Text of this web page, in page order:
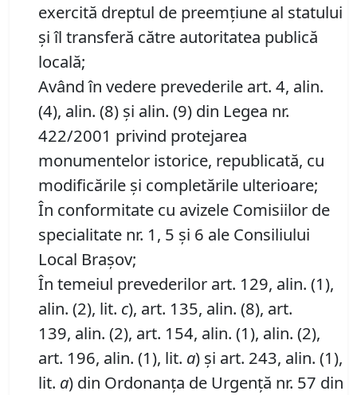
exercită dreptul de preemțiune al statului
și îl transferă către autoritatea publică
locală;
Având în vedere prevederile art. 4, alin.
(4), alin. (8) şi alin. (9) din Legea nr.
422/2001 privind protejarea
monumentelor istorice, republicată, cu
modificările şi completările ulterioare;
În conformitate cu avizele Comisiilor de
specialitate nr. 1, 5 și 6 ale Consiliului
Local Brașov;
În temeiul prevederilor art. 129, alin. (1),
alin. (2), lit. c), art. 135, alin. (8), art.
139, alin. (2), art. 154, alin. (1), alin. (2),
art. 196, alin. (1), lit. a) și art. 243, alin. (1),
lit. a) din Ordonanța de Urgență nr. 57 din